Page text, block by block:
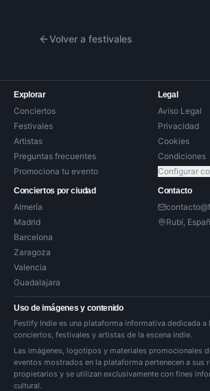
Volver a festivales
Explorar
Conciertos
Festivales
Artistas
Preguntas frecuentes
Promociona tu evento
Legal
Aviso Legal
Privacidad
Cookies
Condiciones
Configurar
Conciertos por ciudad
Almería
Madrid
Barcelona
Zaragoza
Valencia
Guadalajara
Contacto
Rubí,
Uso de imágenes y contenido
Festify Indie es una plataforma informativa dedicada a
conciertos, festivales y artistas de la escena indie.
Las imágenes, logotipos y materiales promocionales
eventos mostrados en la plataforma pertenecen a sus
propietarios y se utilizan exclusivamente con fines
cultural.